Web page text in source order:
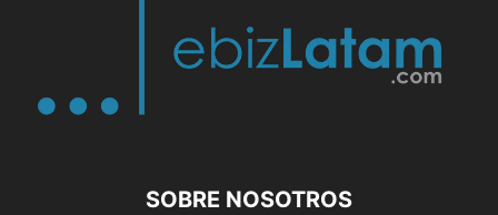
SOBRE NOSOTROS